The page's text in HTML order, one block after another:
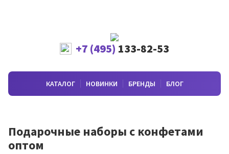
+7 (495) 133-82-53
КАТАЛОГ НОВИНКИ БРЕНДЫ БЛОГ
Подарочные наборы с конфетами
оптом